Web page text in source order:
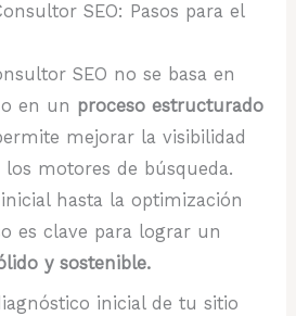
SEO: Pasos para el
SEO no se basa en
en un proceso estructurado
mejorar la visibilidad
motores de búsqueda.
hasta la optimización
es clave para lograr un
y sostenible.
inicial de tu sitio